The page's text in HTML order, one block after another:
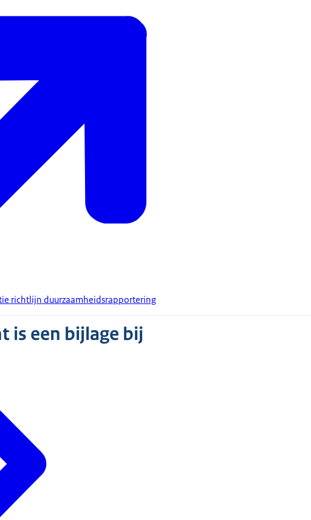
richtlijn duurzaamheidsrapportering
is een bijlage bij